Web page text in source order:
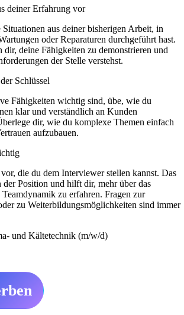
deiner Erfahrung vor
aus deiner bisherigen Arbeit, in
oder Reparaturen durchgeführt hast.
dir, deine Fähigkeiten zu demonstrieren und
der Stelle verstehst.
Schlüssel
Fähigkeiten wichtig sind, übe, wie du
klar und verständlich an Kunden
dir, wie du komplexe Themen einfach
aufzubauen.
die du dem Interviewer stellen kannst. Das
der Position und hilft dir, mehr über das
zu erfahren. Fragen zur
zu Weiterbildungsmöglichkeiten sind immer
und Kältetechnik (m/w/d)